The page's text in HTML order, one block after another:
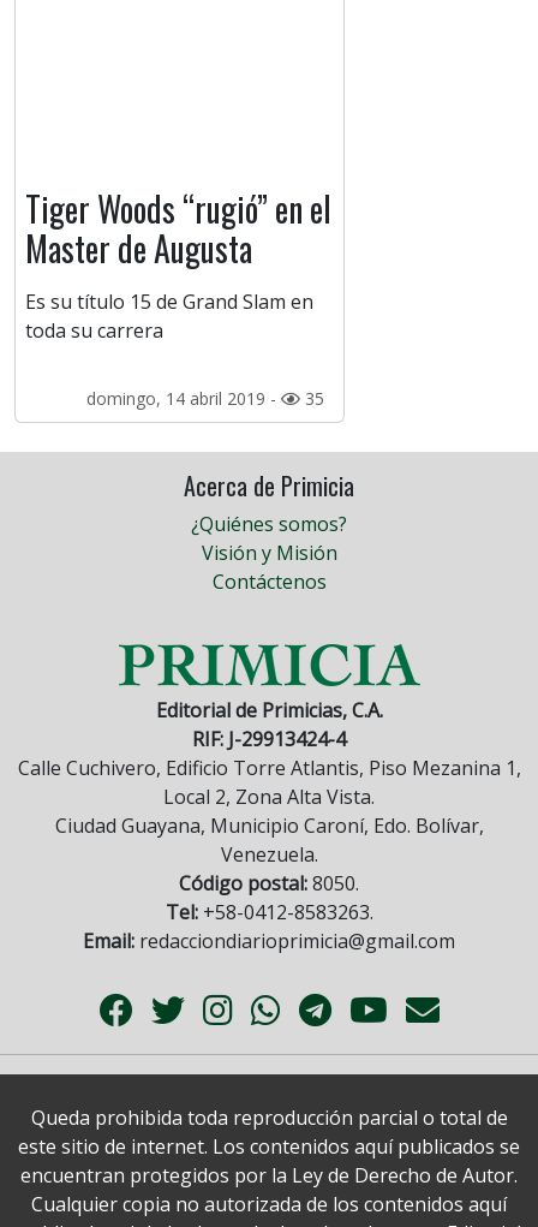
Tiger Woods “rugió” en el
Master de Augusta
Es su título 15 de Grand Slam en
toda su carrera
domingo, 14 abril 2019 - 35
Acerca de Primicia
¿Quiénes somos?
Visión y Misión
Contáctenos
Editorial de Primicias, C.A.
RIF: J-29913424-4
Calle Cuchivero, Edificio Torre Atlantis, Piso Mezanina 1,
Local 2, Zona Alta Vista.
Ciudad Guayana, Municipio Caroní, Edo. Bolívar,
Venezuela.
Código postal:8050.
Tel:+58-0412-8583263.
Email: redacciondiarioprimicia@gmail.com
Queda prohibida toda reproducción parcial o total de
este sitio de internet. Los contenidos aquí publicados se
encuentran protegidos por la Ley de Derecho de Autor.
Cualquier copia no autorizada de los contenidos aquí